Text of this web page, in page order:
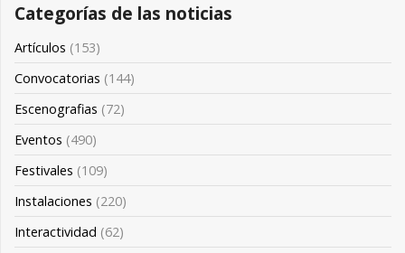
Categorías de las noticias
Artículos (153)
Convocatorias (144)
Escenografias (72)
Eventos (490)
Festivales (109)
Instalaciones (220)
Interactividad (62)